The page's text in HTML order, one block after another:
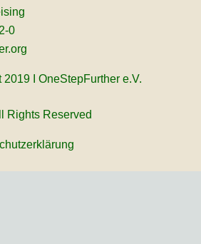
0
I OneStepFurther e.V.
Rights Reserved